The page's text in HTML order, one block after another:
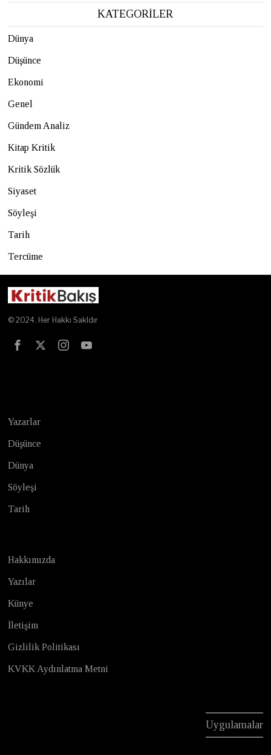
KATEGORİLER
Dünya
Düşünce
Ekonomi
Genel
Gündem Analiz
Kitap Kritik
Kritik Sözlük
Siyaset
Söyleşi
Tarih
Tercüme
© 2024. Her Hakkı Sakldır
Yazarlar
Düşünce
Dünya
Söyleşi
Tarih
Hakkımızda
Yazılar
Künye
İletişim
Gizlilik Politikası
KVKK Aydınlatma Metni
Uygulamalar